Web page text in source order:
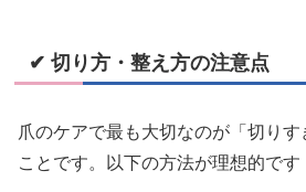
✔ 切り方・整え方の注意点
爪のケアで最も大切なのが「切りす
ことです。以下の方法が理想的です